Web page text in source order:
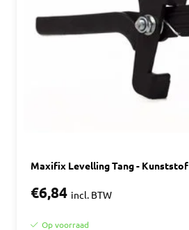
Maxifix Levelling Tang - Kunststof
€6,84 incl. BTW
Op voorraad